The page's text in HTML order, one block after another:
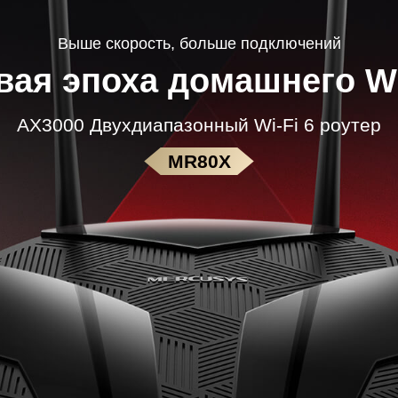
Выше скорость, больше подключений
эпоха домашнего
AX3000 Двухдиапазонный Wi-Fi 6 роутер
MR80X